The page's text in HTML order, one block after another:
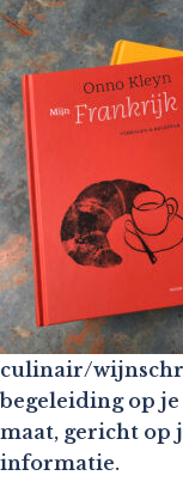
culinair/
begeleiding op
maat, gericht op
informatie.